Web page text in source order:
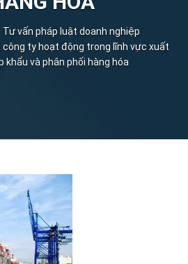
Tư vấn pháp luật doanh nghiệp
công ty hoạt động trong lĩnh vực xuất
khẩu và phân phối hàng hóa